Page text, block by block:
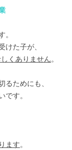
。
けた子が、
くありません。
るためにも、
です。
ます。